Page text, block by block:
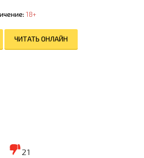
18+
ЧИТАТЬ ОНЛАЙН
21